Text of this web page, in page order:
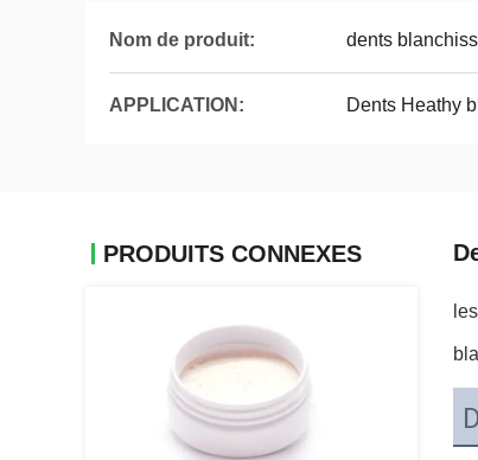
Nom de produit: dents
APPLICATION: Dents Heathy
PRODUITS CONNEXES